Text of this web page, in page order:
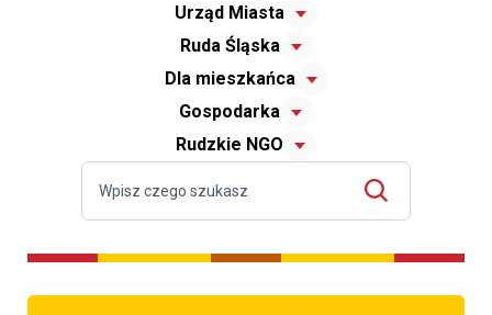
Urząd Miasta
Ruda Śląska
Dla mieszkańca
Gospodarka
Rudzkie NGO